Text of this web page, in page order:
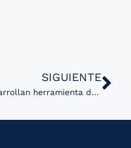
SIGUIENTE
Desarrollan herramienta de IA para optimizar el trabajo de radiología clínica